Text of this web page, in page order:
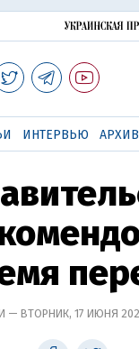
ИНТЕРВЬЮ АРХИВ
— ВТОРНИК, 17 ИЮНЯ